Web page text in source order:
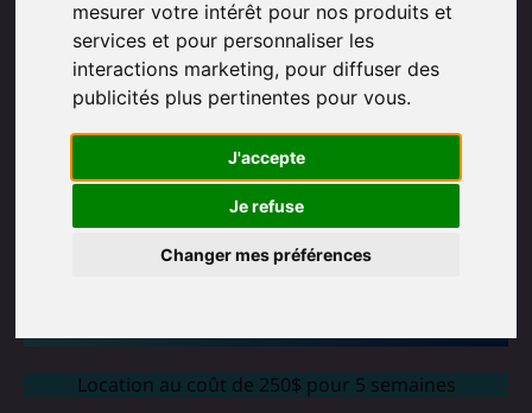
mesurer votre intérêt pour nos produits et
services et pour personnaliser les
interactions marketing, pour diffuser des
publicités plus pertinentes pour vous.
J'accepte
Je refuse
Changer mes préférences
Location au coût de 250$ pour 5 semaines